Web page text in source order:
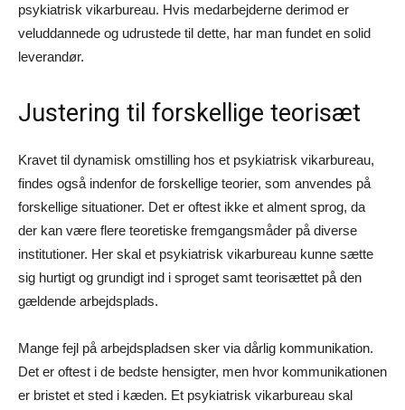
psykiatrisk vikarbureau. Hvis medarbejderne derimod er
veluddannede og udrustede til dette, har man fundet en solid
leverandør.
Justering til forskellige teorisæt
Kravet til dynamisk omstilling hos et psykiatrisk vikarbureau,
findes også indenfor de forskellige teorier, som anvendes på
forskellige situationer. Det er oftest ikke et alment sprog, da
der kan være flere teoretiske fremgangsmåder på diverse
institutioner. Her skal et psykiatrisk vikarbureau kunne sætte
sig hurtigt og grundigt ind i sproget samt teorisættet på den
gældende arbejdsplads.
Mange fejl på arbejdspladsen sker via dårlig kommunikation.
Det er oftest i de bedste hensigter, men hvor kommunikationen
er bristet et sted i kæden. Et psykiatrisk vikarbureau skal